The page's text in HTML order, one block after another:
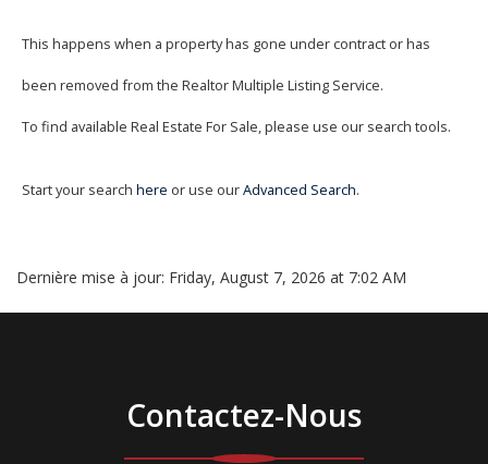
This happens when a property has gone under contract or has
been removed from the Realtor Multiple Listing Service.
To find available Real Estate For Sale, please use our search tools.
Start your search here or use ourAdvanced Search.
Dernière mise à jour: Friday, August 7, 2026 at 7:02 AM
Contactez-Nous